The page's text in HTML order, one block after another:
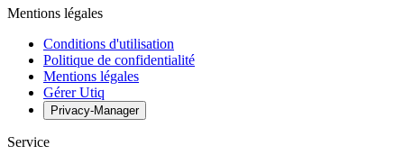
Mentions légales
Conditions d'utilisation
Politique de confidentialité
Mentions légales
Gérer Utiq
Privacy-Manager
Service